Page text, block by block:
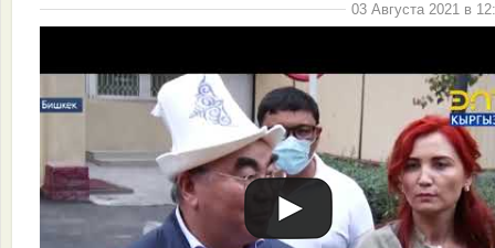
03 Августа 2021 в